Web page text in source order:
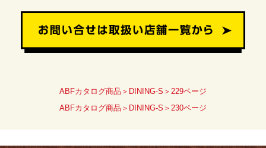
ABFカタログ商品＞DINING-S＞229ページ
ABFカタログ商品＞DINING-S＞230ページ